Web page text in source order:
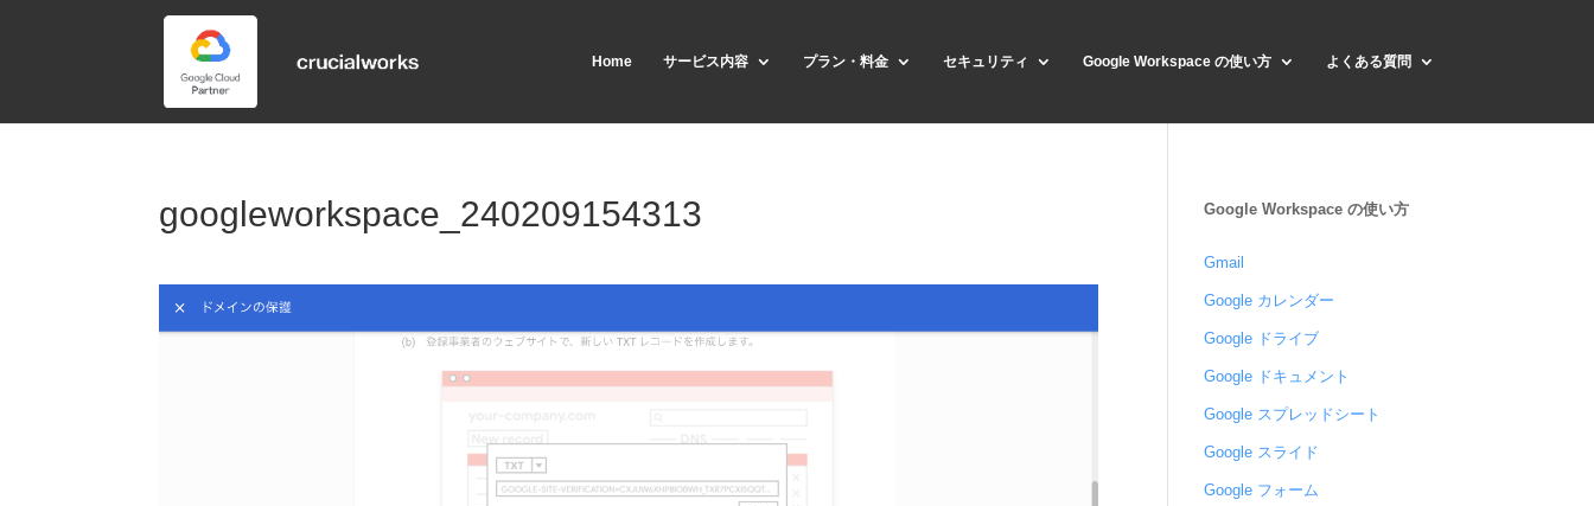
Home サービス内容 プラン・料金 セキュリティ Google Workspace の使い方 よくある質問
googleworkspace_240209154313 Google Workspace の使い方
Gmail
Google カレンダー
Google ドライブ
Google ドキュメント
Google スプレッドシート
Google スライド
Google フォーム